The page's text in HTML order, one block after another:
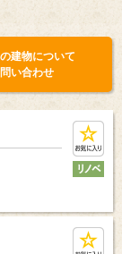
建物について
い合わせ